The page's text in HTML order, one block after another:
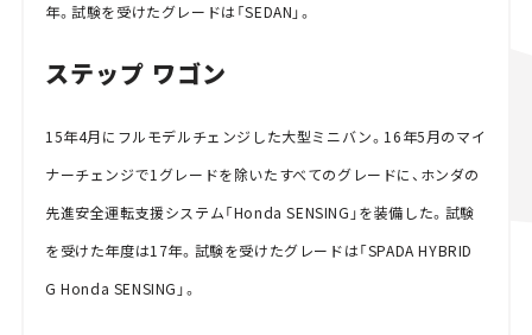
年。試験を受けたグレードは「SEDAN」。
ステップ ワゴン
15年4月にフルモデルチェンジした大型ミニバン。16年5月のマイ
ナーチェンジで1グレードを除いたすべてのグレードに、ホンダの
先進安全運転支援システム「Honda SENSING」を装備した。試験
を受けた年度は17年。試験を受けたグレードは「SPADA HYBRID
G Honda SENSING」。